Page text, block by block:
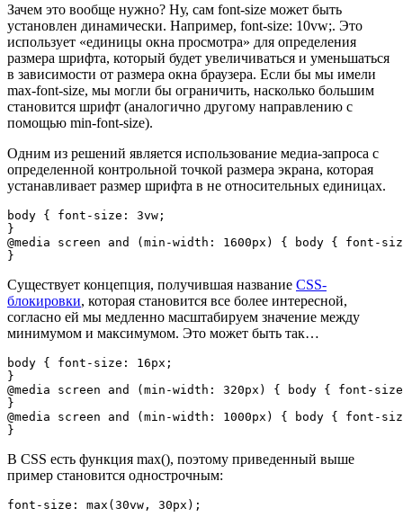
Зачем это вообще нужно? Ну, сам font-size может быть
установлен динамически. Например, font-size: 10vw;. Это
использует «единицы окна просмотра» для определения
размера шрифта, который будет увеличиваться и уменьшаться
в зависимости от размера окна браузера. Если бы мы имели
max-font-size, мы могли бы ограничить, насколько большим
становится шрифт (аналогично другому направлению с
помощью min-font-size).
Одним из решений является использование медиа-запроса с
определенной контрольной точкой размера экрана, которая
устанавливает размер шрифта в не относительных единицах.
body { font-size: 3vw;
}
@media screen and (min-width: 1600px) { body { font-
}
Существует концепция, получившая название CSS-
блокировки, которая становится все более интересной,
согласно ей мы медленно масштабируем значение между
минимумом и максимумом. Это может быть так…
body { font-size: 16px;
}
@media screen and (min-width: 320px) { body { font-
}
@media screen and (min-width: 1000px) { body { font-
}
В CSS есть функция max(), поэтому приведенный выше
пример становится однострочным:
font-size: max(30vw, 30px);